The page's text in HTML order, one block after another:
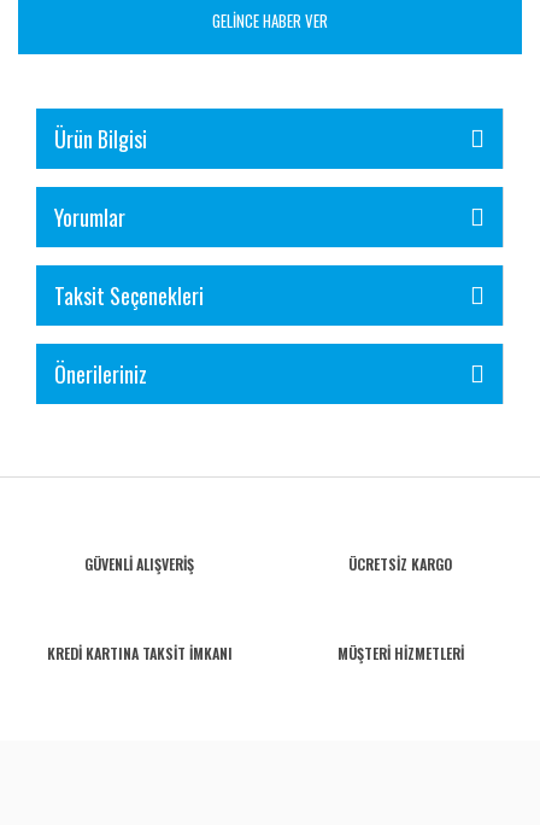
GELİNCE HABER VER
Ürün Bilgisi
Yorumlar
Taksit Seçenekleri
Önerileriniz
GÜVENLİ ALIŞVERİŞ ÜCRETSİZ KARGO
KREDİ KARTINA TAKSİT İMKANI MÜŞTERİ HİZMETLERİ